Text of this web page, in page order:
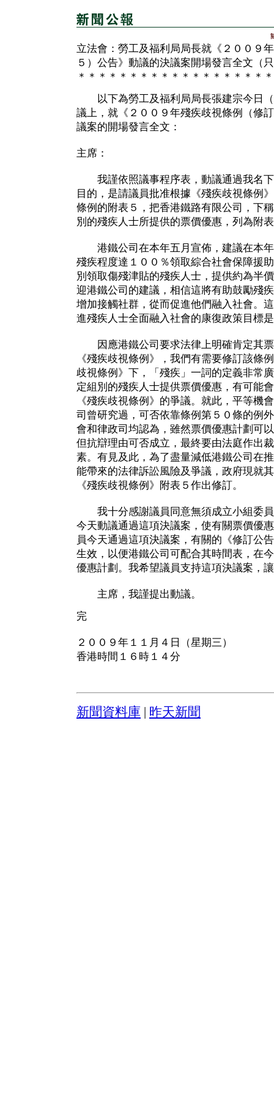
立法會：勞工及福利局局長就《２００９
５）公告》動議的決議案開場發言全文（
＊＊＊＊＊＊＊＊＊＊＊＊＊＊＊＊＊＊
以下為勞工及福利局局長張建宗今日（
議上，就《２００９年殘疾歧視條例（修
議案的開場發言全文：
主席：
我謹依照議事程序表，動議通過我名下
目的，是請議員批准根據《殘疾歧視條例
條例的附表５，把香港鐵路有限公司，下
別的殘疾人士所提供的票價優惠，列為附
港鐵公司在本年五月宣佈，建議在本年
殘疾程度達１００％領取綜合社會保障援
別領取傷殘津貼的殘疾人士，提供約為半
迎港鐵公司的建議，相信這將有助鼓勵殘
增加接觸社群，從而促進他們融入社會。
進殘疾人士全面融入社會的康復政策目標
因應港鐵公司要求法律上明確肯定其票
《殘疾歧視條例》，我們有需要修訂該條
歧視條例》下，「殘疾」一詞的定義非常
定組別的殘疾人士提供票價優惠，有可能
《殘疾歧視條例》的爭議。就此，平等機
司曾研究過，可否依靠條例第５０條的例
會和律政司均認為，雖然票價優惠計劃可
但抗辯理由可否成立，最終要由法庭作出
素。有見及此，為了盡量減低港鐵公司在
能帶來的法律訴訟風險及爭議，政府現就
《殘疾歧視條例》附表５作出修訂。
我十分感謝議員同意無須成立小組委員
今天動議通過這項決議案，使有關票價優
員今天通過這項決議案，有關的《修訂公
生效，以便港鐵公司可配合其時間表，在
優惠計劃。我希望議員支持這項決議案，
主席，我謹提出動議。
完
２００９年１１月４日（星期三）
香港時間１６時１４分
新聞資料庫 昨天新聞